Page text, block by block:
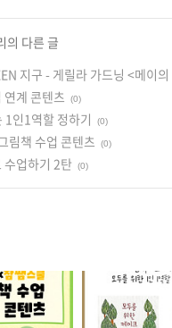
의 다른 글
지구 - 게릴라 가드닝 <메이
계 콘텐츠
(0)
1인1역할 정하기 (0)
림책 수업 콘텐츠 (0)
수업하기 2탄 (0)